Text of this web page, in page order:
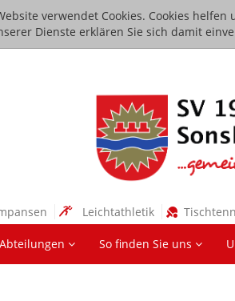
verwendet Cookies. Cookies
Dienste erklären Sie sich damit
Leichtathletik
Abteilungen So finden Sie uns